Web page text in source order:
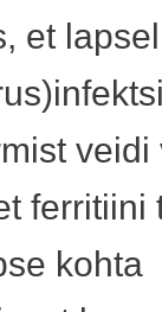
et
veidi
ferritiini
kohta